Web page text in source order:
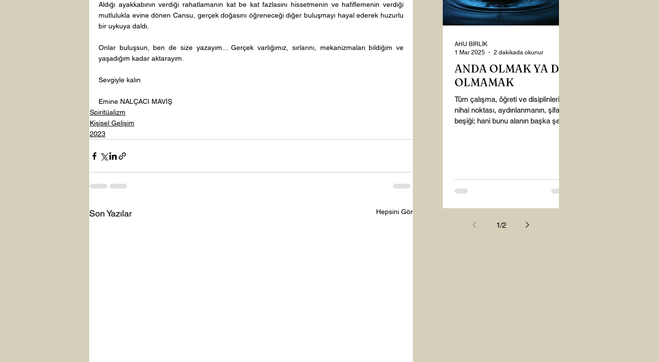
Aldığı ayakkabının verdiği rahatlamanın kat be kat fazlasını hissetmenin ve hafiflemenin verdiği
mutlulukla evine dönen Cansu, gerçek doğasını öğreneceği diğer buluşmayı hayal ederek huzurlu
bir uykuya daldı.
Onlar buluşsun, ben de size yazayım... Gerçek varlığımız, sırlarını, mekanizmaları bildiğim ve
yaşadığım kadar aktarayım.
Sevgiyle kalın
Emine NALÇACI MAVİŞ
Spiritüalizm
Kişisel Gelişim
2023
Son Yazılar Hepsini Gör
ANDA OLMAK YA DA
OLMAMAK
Tüm çalışma, öğreti ve disiplinlerin
nihai noktası, aydınlanmanın, şifanın
beşiği; hani bunu alanın başka şey
AHU BİRLİK
1 Mar 2025
2 dakikada okunur
1/2